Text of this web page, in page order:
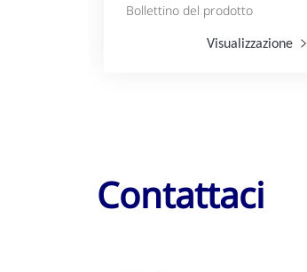
Bollettino del prodotto
Visualizzazione
Contattaci